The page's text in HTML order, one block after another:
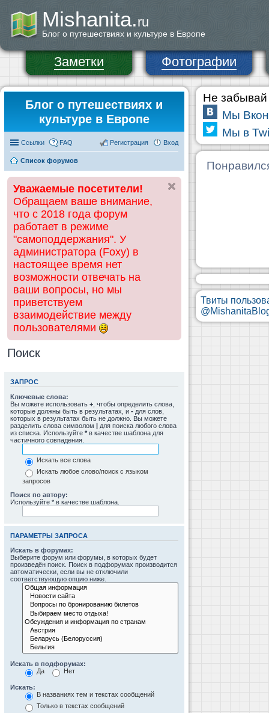
Mishanita.ru
Блог о путешествиях и культуре в Европе
Заметки Фотографии
Блог о путешествиях и
культуре в Европе
Ссылки FAQ Вход
Регистрация
Список форумов
Уважаемые посетители!
Обращаем ваше внимание,
что с 2018 года форум
работает в режиме
"самоподдержания". У
администратора (Foxy) в
настоящее время нет
возможности отвечать на
ваши вопросы, но мы
приветствуем
взаимодействие между
пользователями
Поиск
ЗАПРОС
Ключевые слова:
Вы можете использовать + , чтобы определить слова,
которые должны быть в результатах, и - для слов,
которых в результатах быть не должно. Вы можете
разделить слова символом | для поиска любого слова
из списка. Используйте * в качестве шаблона для
частичного совпадения.
Искать все слова
Искать любое слово/поиск с языком
запросов
Поиск по автору:
Используйте * в качестве шаблона.
ПАРАМЕТРЫ ЗАПРОСА
Искать в форумах:
Выберите форум или форумы, в которых будет
произведён поиск. Поиск в подфорумах производится
автоматически, если вы не отключили
соответствующую опцию ниже.
Искать в подфорумах:
Да
Нет
Искать:
В названиях тем и текстах сообщений
Только в текстах сообщений
Не забывай
Мы
Мы в
Твиты